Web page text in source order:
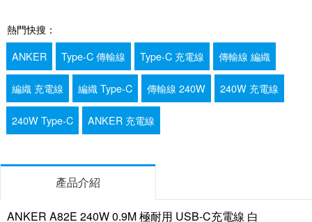
熱門快搜：
ANKER
Type-C 傳輸線 Type-C 充電線 傳輸線 編織
編織 充電線 編織 Type-C 傳輸線 240W 240W 充電線
240W Type-C ANKER 充電線
產品介紹
ANKER A82E 240W 0.9M 極耐用 USB-C充電線 白